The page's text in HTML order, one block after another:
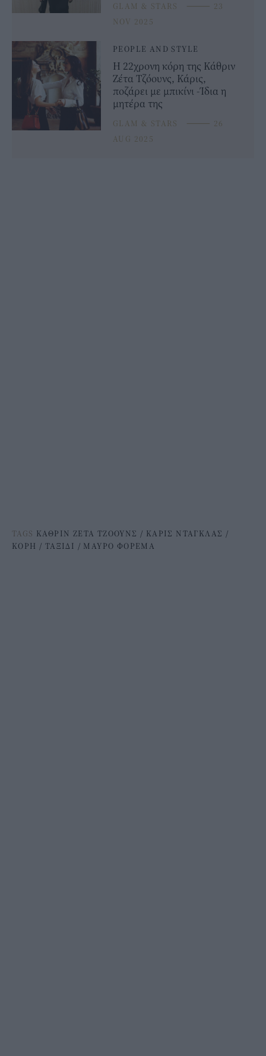
GLAM & STARS ⸻ 23
NOV 2025
PEOPLE AND STYLE
Η 22χρονη κόρη της Κάθριν
Ζέτα Τζόουνς, Κάρις,
ποζάρει με μπικίνι -Ίδια η
μητέρα της
GLAM & STARS ⸻ 26
AUG 2025
TAGS ΚΑΘΡΙΝ ΖΕΤΑ ΤΖΟΟΥΝΣ / ΚΑΡΙΣ ΝΤΑΓΚΛΑΣ /
ΚΟΡΗ / ΤΑΞΙΔΙ / ΜΑΥΡΟ ΦΟΡΕΜΑ